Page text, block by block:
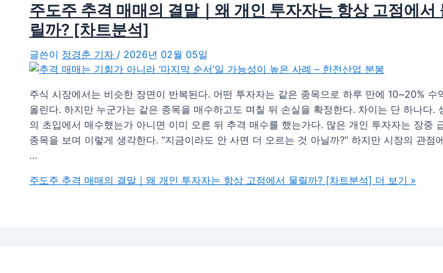
주도주 추격 매매의 결말｜왜 개인 투자자는 항상 고점에서
릴까? [차트분석]
글쓴이 정경춘 기자 / 2026년 02월 05일
주식 시장에서는 비슷한 장면이 반복된다. 어떤 투자자는 같은 종목으로 하루 만에 10~20% 수
올린다. 하지만 누군가는 같은 종목을 매수하고도 며칠 뒤 손실을 확정한다. 차이는 단 하나다.
의 초입에서 매수했는가 아니면 이미 오른 뒤 추격 매수를 했는가다. 많은 개인 투자자는 장중
종목을 보며 이렇게 생각한다. “지금이라도 안 사면 더 오르는 것 아닐까?” 하지만 시장의 관점
…
주도주 추격 매매의 결말｜왜 개인 투자자는 항상 고점에서 물릴까? [차트분석] 더 보기 »